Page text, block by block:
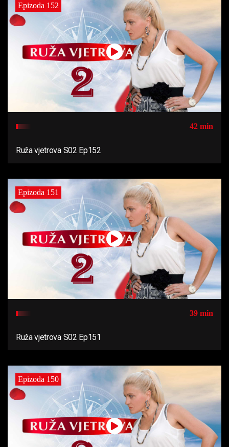
Epizoda 152
42 min
Ruža vjetrova S02 Ep152
Epizoda 151
39 min
Ruža vjetrova S02 Ep151
Epizoda 150